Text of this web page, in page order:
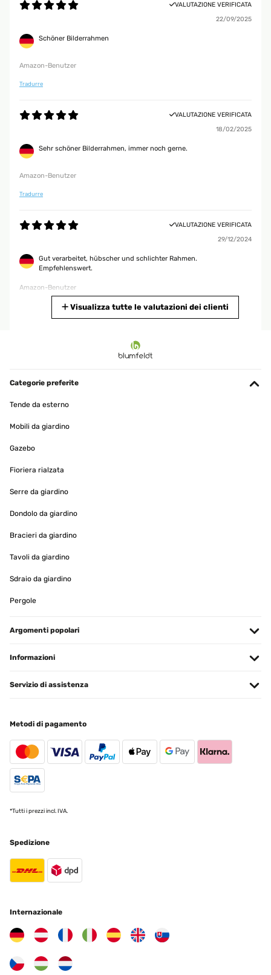
VALUTAZIONE VERIFICATA
22/09/2025
Schöner Bilderrahmen
Amazon-Benutzer
Tradurre
VALUTAZIONE VERIFICATA
18/02/2025
Sehr schöner Bilderrahmen, immer noch gerne.
Amazon-Benutzer
Tradurre
VALUTAZIONE VERIFICATA
29/12/2024
Gut verarbeitet, hübscher und schlichter Rahmen.
Empfehlenswert.
Amazon-Benutzer
zum basteln, welche nur aus einer dünnen Pressspahnplatte
bestehen.Das Holz ist unbehandelt, schön hell und weich, was
habe auch feine Linien gut zeichnen können. Würde ich bei Bedarf
Rahmen Gerne wieder
Amazon-Benutzer
Quadratischer Bilderrahmen Nach einiger Zeit der Suche nach
einem Quadratischen Bilderahmen dieser Art bin ich dann doch
fündig geworden. Zum Austellen, oder Aufhängen. Schnelle
Lieferung, gute Qualität (Holz,Glas), Preis-Leistung OK. Alles in
allem: sehr zufrieden.
Bildramen Das Produkt ist gut , und hat schon sein
Amazon-Benutzer
Tradurre
Visualizza tutte le valutazioni dei clienti
Categorie preferite
Tende da esterno
Mobili da giardino
Gazebo
Fioriera rialzata
Serre da giardino
Dondolo da giardino
Bracieri da giardino
Tavoli da giardino
Sdraio da giardino
Pergole
Argomenti popolari
Informazioni
Servizio di assistenza
Metodi di pagamento
*Tutti i prezzi incl. IVA.
Spedizione
Internazionale